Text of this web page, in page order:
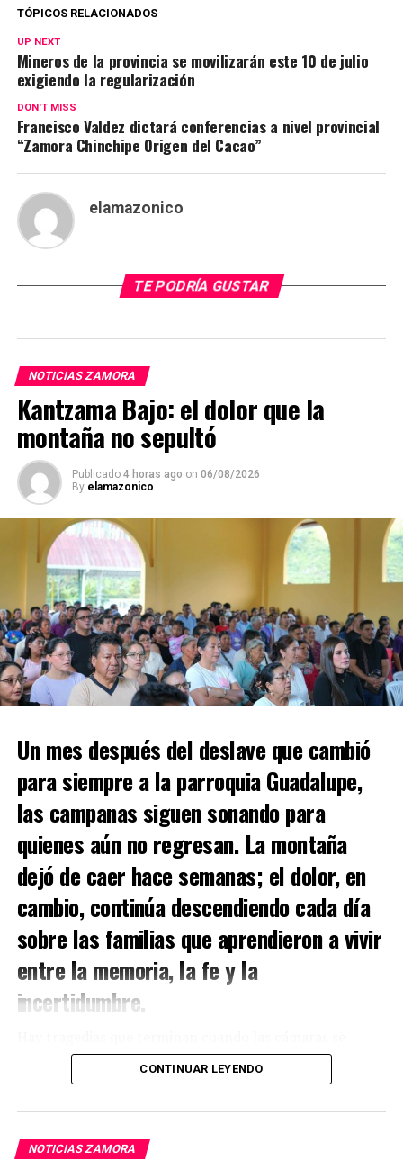
TÓPICOS RELACIONADOS
UP NEXT
Mineros de la provincia se movilizarán este 10 de julio
exigiendo la regularización
DON'T MISS
Francisco Valdez dictará conferencias a nivel provincial
“Zamora Chinchipe Origen del Cacao”
elamazonico
TE PODRÍA GUSTAR
NOTICIAS ZAMORA
Kantzama Bajo: el dolor que la
montaña no sepultó
Publicado 4 horas ago on 06/08/2026
By elamazonico
Un mes después del deslave que cambió
para siempre a la parroquia Guadalupe,
las campanas siguen sonando para
quienes aún no regresan. La montaña
dejó de caer hace semanas; el dolor, en
cambio, continúa descendiendo cada día
sobre las familias que aprendieron a vivir
entre la memoria, la fe y la
incertidumbre.
En Kantzama Bajo, la madrugada del 4 de julio de 2026
no solo sepultó viviendas bajo toneladas de tierra y roca.
CONTINUAR LEYENDO
NOTICIAS ZAMORA